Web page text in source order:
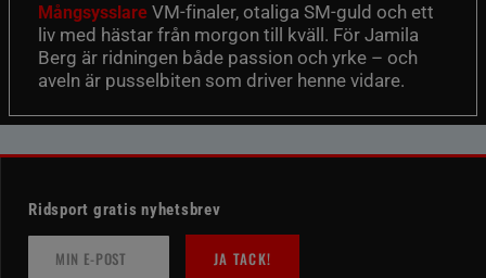
Mångsysslare VM-finaler, otaliga SM-guld och ett
liv med hästar från morgon till kväll. För Jamila
Berg är ridningen både passion och yrke – och
aveln är pusselbiten som driver henne vidare.
Ridsport gratis nyhetsbrev
JA TACK!